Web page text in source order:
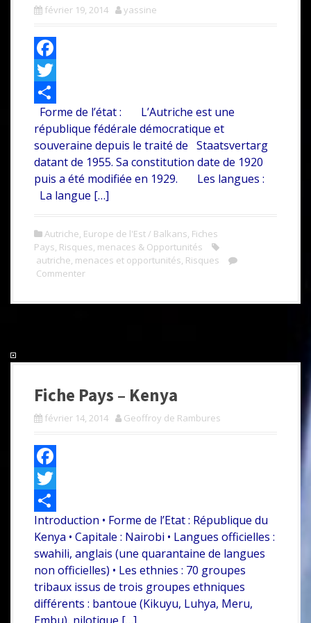
février 19, 2014 yassine
F
a
e
b
o
o
T
w
i
t
t
P
a
r
t
e
r
Forme de l’état : L’Autriche est une
république fédérale démocratique et
souveraine depuis le traité de Staatsvertarg
datant de 1955. Sa constitution date de 1920
puis a été modifiée en 1929. Les langues :
La langue […]
Autriche, Europe de l'Est / Balkans, Fiches
Pays, Risques, menaces & Opportunités
autriche, menaces et opportunités, Risques
Commenter
Fiche Pays – Kenya
février 14, 2014 Geoffroy de Rambures
F
a
c
e
b
o
o
T
w
i
t
t
e
P
a
r
t
a
Introduction • Forme de l’Etat : République du
Kenya • Capitale : Nairobi • Langues officielles :
swahili, anglais (une quarantaine de langues
non officielles) • Les ethnies : 70 groupes
tribaux issus de trois groupes ethniques
différents : bantoue (Kikuyu, Luhya, Meru,